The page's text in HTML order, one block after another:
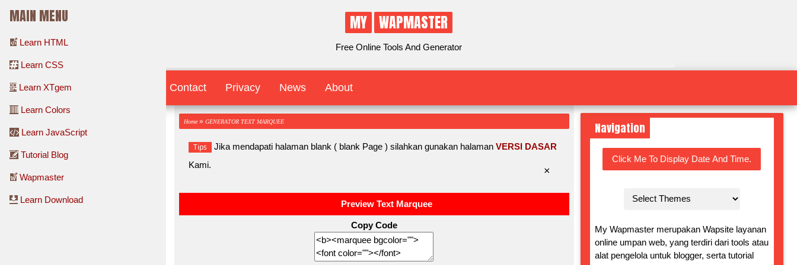
MY WAPMASTER
Free Online Tools And Generator
Contact Contact Privacy News About
MAIN MENU
Learn HTML
Learn CSS
Learn XTgem
Learn Colors
Learn JavaScript
Tutorial Blog
Wapmaster
Learn Download
Home » GENERATOR TEXT MARQUEE
Tips Jika mendapati halaman blank ( blank Page ) silahkan gunakan halaman VERSI DASAR
Kami.
×
Preview Text Marquee
Copy Code
Navigation
Click Me To Display Date And Time.
My Wapmaster merupakan Wapsite layanan
online umpan web, yang terdiri dari tools atau
alat pengelola untuk blogger, serta tutorial